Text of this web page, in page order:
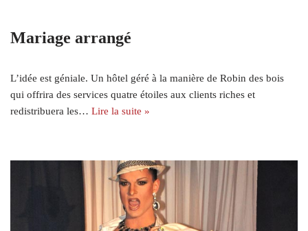
Mariage arrangé
L’idée est géniale. Un hôtel géré à la manière de Robin des bois
qui offrira des services quatre étoiles aux clients riches et
redistribuera les… Lire la suite »